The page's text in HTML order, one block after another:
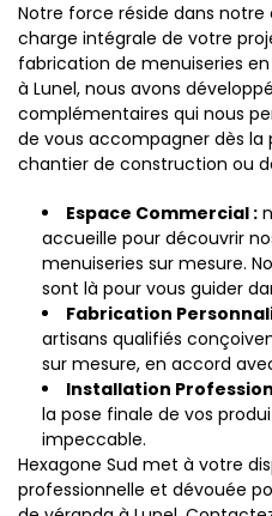
Notre force réside dans
charge intégrale de votre
fabrication de menuiseries
à Lunel, nous avons
complémentaires qui nous
de vous accompagner dès
chantier de construction ou
Espace Commercial :
accueille pour découvrir
menuiseries sur mesure.
sont là pour vous guider
Fabrication
artisans qualifiés
sur mesure, en accord
Installation
la pose finale de vos
impeccable.
Hexagone Sud met à votre
professionnelle et dévouée